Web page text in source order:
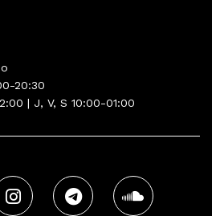
20:30
| J, V, S 10:00-01:00